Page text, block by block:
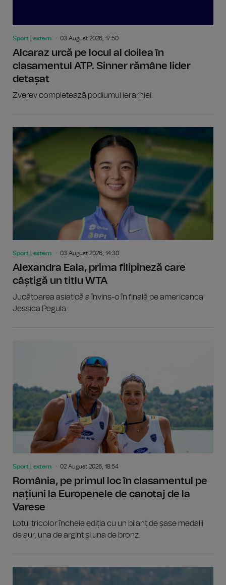
Sport | extern 03 August 2026, 17:50
Alcaraz urcă pe locul al doilea în
clasamentul ATP. Sinner rămâne lider
detașat
Zverev completează podiumul ierarhiei.
Sport | extern 03 August 2026, 14:30
Alexandra Eala, prima filipineză care
câștigă un titlu WTA
Jucătoarea asiatică a învins-o în finală pe americanca
Jessica Pegula.
Sport | extern 02 August 2026, 18:54
România, pe primul loc în clasamentul pe
națiuni la Europenele de canotaj de la
Varese
Lotul tricolor încheie ediția cu un bilanț de șase medalii
de aur, una de argint și una de bronz.